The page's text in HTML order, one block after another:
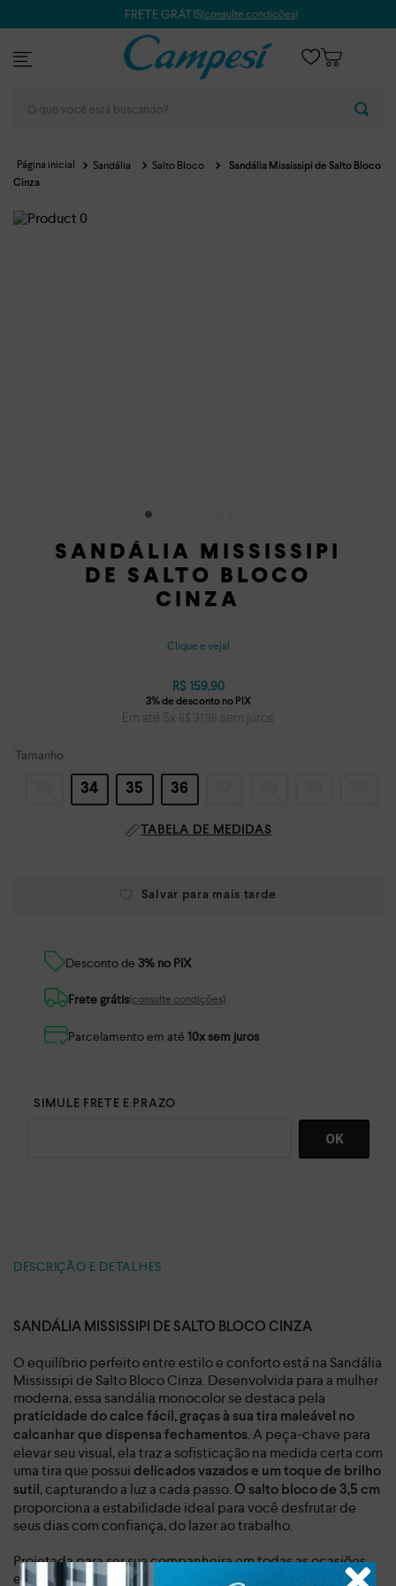
FRETE GRÁTIS(consulte condições)
Sandália Salto Bloco
Sandália Mississipi de Salto Bloco
Cinza
SANDÁLIA MISSISSIPI
DE SALTO BLOCO
CINZA
Clique e veja!
R$ 159,90
Em até 5x R$ 31 ,98 sem juros
Tamanho
34 35 36
TABELA DE MEDIDAS
Desconto de 3% no PIX
Frete grátis(consulte condições)
Parcelamento em até 10x sem juros
DESCRIÇÃO E DETALHES
SANDÁLIA MISSISSIPI DE SALTO BLOCO CINZA
O equilíbrio perfeito entre estilo e conforto está na Sandália
Mississipi de Salto Bloco Cinza. Desenvolvida para a mulher
moderna, essa sandália monocolor se destaca pela
praticidade do calce fácil, graças à sua tira maleável no
calcanhar que dispensa fechamentos. A peça-chave para
elevar seu visual, ela traz a sofisticação na medida certa com
uma tira que possui delicados vazados e um toque de brilho
sutil , capturando a luz a cada passo. O salto bloco de 3,5 cm
proporciona a estabilidade ideal para você desfrutar de
seus dias com confiança, do lazer ao trabalho.
Projetada para ser sua companheira em todas as ocasiões,
essa sandália versátil se adapta perfeitamente ao seu ritmo